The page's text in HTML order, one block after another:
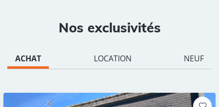
Nos exclusivités
ACHAT LOCATION NEUF